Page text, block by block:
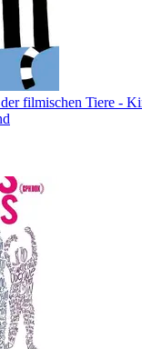
filmischen Tiere -